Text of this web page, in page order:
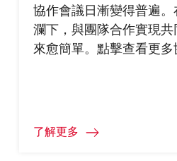
協作會議日漸變得普遍
瀾下，與團隊合作實現
來愈簡單。點擊查看更多
了解更多